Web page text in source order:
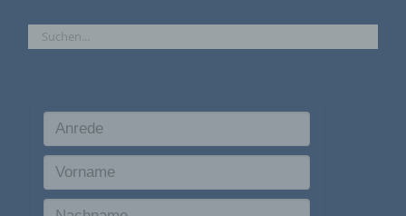
Behörde, Einrichtung oder andere Stelle außer der
betroffenen Person, dem Verantwortlichen, dem
Auftragsverarbeiter und den Personen, die unter der
k) Einwilligung
Einwilligung ist jede von der betroffenen Person
freiwillig für den bestimmten Fall in informierter Weise
und unmissverständlich abgegebene Willensbekundung